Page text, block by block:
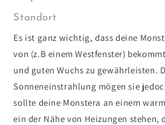
Standort
Es ist ganz wichtig, dass deine
von (z.B einem Westfenster)
und guten Wuchs zu gewährleisten.
Sonneneinstrahlung mögen sie
sollte deine Monstera an einem
ein der Nähe von Heizungen stehen,